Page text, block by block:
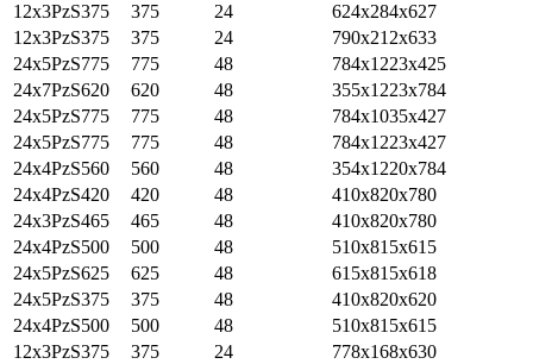
12x3PzS375
375 24
624x284x627
12x3PzS375
375 24
790x212x633
24x5PzS775
775 48
784x1223x425
24x7PzS620
620 48
355x1223x784
24x5PzS775
775 48
784x1035x427
24x5PzS775
775 48
784x1223x427
24x4PzS560
560 48
354x1220x784
24x4PzS420
420 48
410x820x780
24x3PzS465
465 48
410x820x780
24x4PzS500
500 48
510x815x615
24x5PzS625
625 48
615x815x618
24x5PzS375
375 48
410x820x620
24x4PzS500
500 48
510x815x615
12x3PzS375
375 24
778x168x630